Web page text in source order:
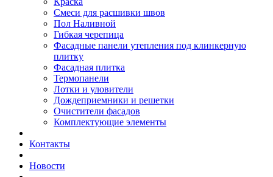
Смеси для расшивки швов
Пол Наливной
Гибкая черепица
Фасадные панели утепления под клинкерную
плитку
Фасадная плитка
Термопанели
Лотки и уловители
Дождеприемники и решетки
Очистители фасадов
Комплектующие элементы
Контакты
Новости